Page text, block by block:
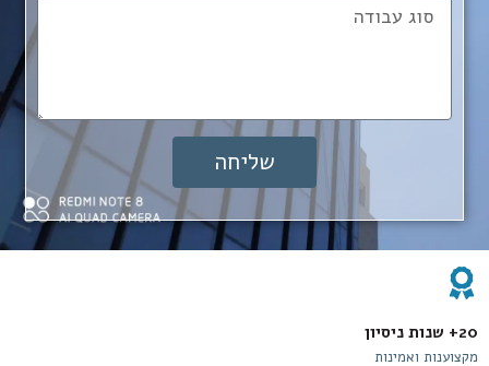
שליחה
20+ שנות ניסיון
מקצוענות ואמינות